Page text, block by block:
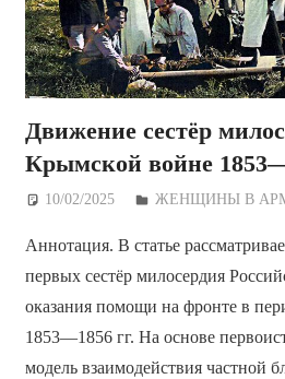
Движение сестёр
Крымской войне
10/02/2025 Дежурный по
ЖЕНЩИНЫ В
Аннотация. В статье
первых сестёр милосердия
оказания помощи на фронте в
1853—1856 гг. На основе
модель взаимодействия частной